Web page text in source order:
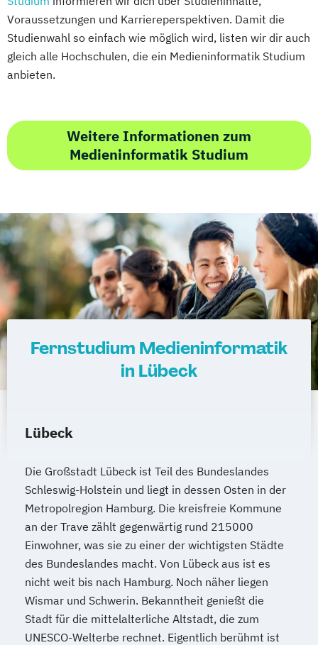
Voraussetzungen und Karriereperspektiven. Damit die
Studienwahl so einfach wie möglich wird, listen wir dir auch
gleich alle Hochschulen, die ein Medieninformatik Studium
anbieten.
Weitere Informationen zum
Medieninformatik Studium
Fernstudium Medieninformatik
in Lübeck
Lübeck
Die Großstadt Lübeck ist Teil des Bundeslandes
Schleswig-Holstein und liegt in dessen Osten in der
Metropolregion Hamburg. Die kreisfreie Kommune
an der Trave zählt gegenwärtig rund 215000
Einwohner, was sie zu einer der wichtigsten Städte
des Bundeslandes macht. Von Lübeck aus ist es
nicht weit bis nach Hamburg. Noch näher liegen
Wismar und Schwerin. Bekanntheit genießt die
Stadt für die mittelalterliche Altstadt, die zum
UNESCO-Welterbe rechnet. Eigentlich berühmt ist